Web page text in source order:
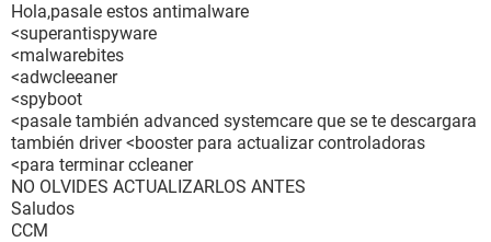
Hola,pasale estos antimalware
<superantispyware
<malwarebites
<adwcleeaner
<spyboot
<pasale también advanced systemcare que se te descargara
también driver <booster para actualizar controladoras
<para terminar ccleaner
NO OLVIDES ACTUALIZARLOS ANTES
Saludos
CCM